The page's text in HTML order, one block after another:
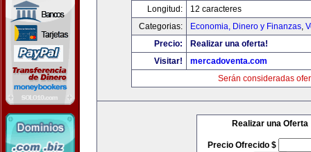
Longitud:
12 caracteres
Categorias:
Economia, Dinero y Finanzas,
Precio:
Realizar una oferta!
Visitar!
mercadoventa.com
Serán consideradas
Realizar una Oferta
Precio Ofrecido $